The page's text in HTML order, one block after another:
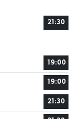
21:30
19:00
19:00
21:30